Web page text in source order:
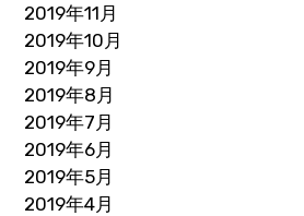
2019年11月
2019年10月
2019年9月
2019年8月
2019年7月
2019年6月
2019年5月
2019年4月